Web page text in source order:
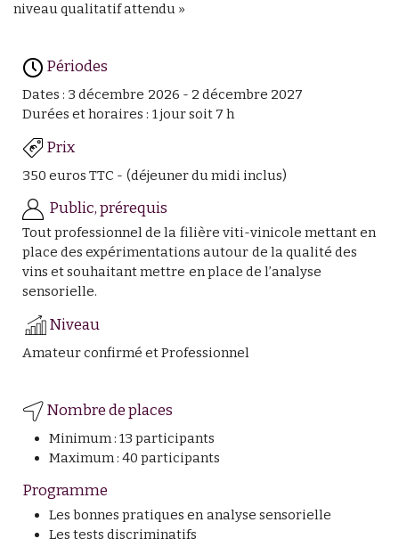
niveau qualitatif attendu »
Périodes
Dates : 3 décembre 2026 - 2 décembre 2027
Durées et horaires : 1 jour soit 7 h
Prix
350 euros TTC - (déjeuner du midi inclus)
Public, prérequis
Tout professionnel de la filière viti-vinicole mettant en
place des expérimentations autour de la qualité des
vins et souhaitant mettre en place de l’analyse
sensorielle.
Niveau
Amateur confirmé et Professionnel
Nombre de places
Minimum : 13 participants
Maximum : 40 participants
Programme
Les bonnes pratiques en analyse sensorielle
Les tests discriminatifs